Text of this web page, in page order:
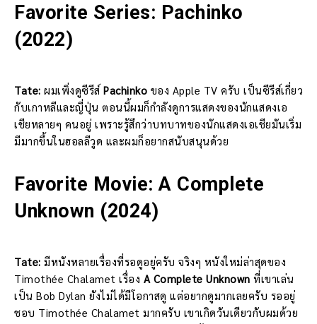
Favorite Series: Pachinko
(2022)
Tate: ผมเพิ่งดูซีรีส์ Pachinko ของ Apple TV ครับ เป็นซีรีส์เกี่ยว
กับเกาหลีและญี่ปุ่น ตอนนี้ผมก็กำลังดูการแสดงของนักแสดงเอ
เชียหลายๆ คนอยู่ เพราะรู้สึกว่าบทบาทของนักแสดงเอเชียมันเริ่ม
มีมากขึ้นในฮอลลีวูด และผมก็อยากสนับสนุนด้วย
Favorite Movie: A Complete
Unknown (2024)
Tate: มีหนังหลายเรื่องที่รอดูอยู่ครับ จริงๆ หนังใหม่ล่าสุดของ
Timothée Chalamet เรื่อง A Complete Unknown ที่เขาเล่น
เป็น Bob Dylan ยังไม่ได้มีโอกาสดู แต่อยากดูมากเลยครับ รออยู่
ชอบ Timothée Chalamet มากครับ เขาเกิดวันเดียวกับผมด้วย